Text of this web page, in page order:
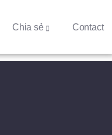
Chia sẻ Contact